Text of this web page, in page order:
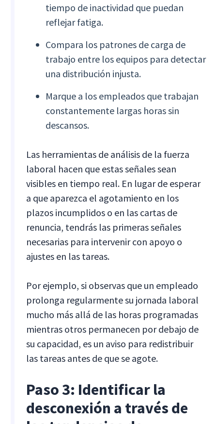
tiempo de inactividad que puedan
reflejar fatiga.
Compara los patrones de carga de
trabajo entre los equipos para detectar
una distribución injusta.
Marque a los empleados que trabajan
constantemente largas horas sin
descansos.
Las herramientas de análisis de la fuerza
laboral hacen que estas señales sean
visibles en tiempo real. En lugar de esperar
a que aparezca el agotamiento en los
plazos incumplidos o en las cartas de
renuncia, tendrás las primeras señales
necesarias para intervenir con apoyo o
ajustes en las tareas.
Por ejemplo, si observas que un empleado
prolonga regularmente su jornada laboral
mucho más allá de las horas programadas
mientras otros permanecen por debajo de
su capacidad, es un aviso para redistribuir
las tareas antes de que se agote.
Paso 3: Identificar la
desconexión a través de